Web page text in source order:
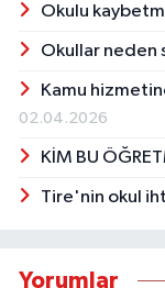
Okulu
Okullar neden
Kamu
02.04.2026
KİM BU
Tire'nin okul
Yorumlar